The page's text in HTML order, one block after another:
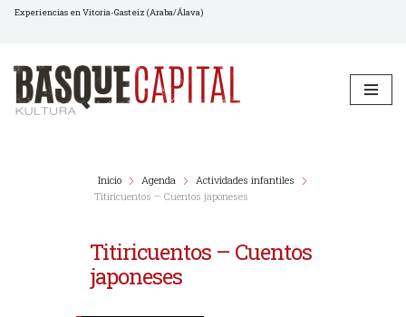
al
contenido
Experiencias en Vitoria-Gasteiz (Araba/Álava)
Inicio Agenda
Actividades infantiles
Titiricuentos – Cuentos japoneses
Titiricuentos – Cuentos
japoneses